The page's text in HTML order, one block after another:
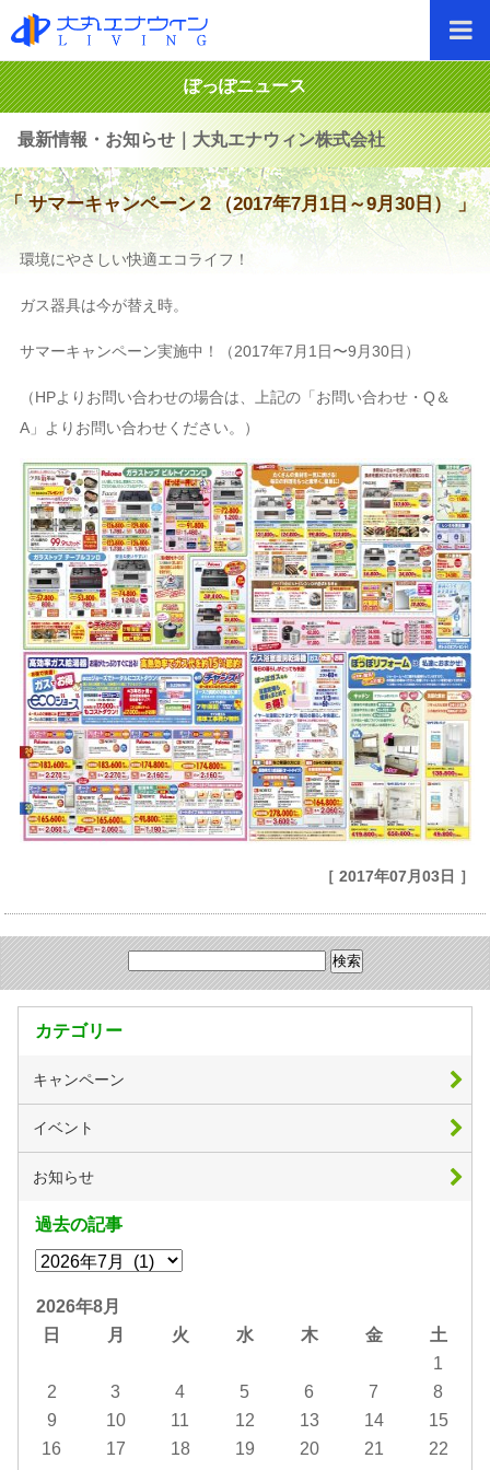
ぽっぽニュース
最新情報・お知らせ｜大丸エナウィン株式会社
「 サマーキャンペーン２（2017年7月1日～9月30日） 」
環境にやさしい快適エコライフ！
ガス器具は今が替え時。
サマーキャンペーン実施中！（2017年7月1日〜9月30日）
（HPよりお問い合わせの場合は、上記の「お問い合わせ・Q＆
A」よりお問い合わせください。）
［ 2017年07月03日 ］
カテゴリー
キャンペーン
イベント
お知らせ
過去の記事
2026年8月
日
月 火 水 木 金
土
1
2
3 4 5 6 7
8
9
10 11 12 13 14
15
16
17 18 19 20 21
22